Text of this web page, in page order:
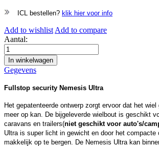
ICL bestellen? klik hier voor info
Add to wishlist Add to compare
Aantal:
In winkelwagen
Gegevens
Fullstop security Nemesis Ultra
Het gepatenteerde ontwerp zorgt ervoor dat het
meer op kan. De bijgeleverde wielbout is geschikt
caravans en trailers(niet geschikt voor auto's/
Ultra is super licht in gewicht en door het compacte
makkelijk op te bergen. De Nemesis Ultra kan